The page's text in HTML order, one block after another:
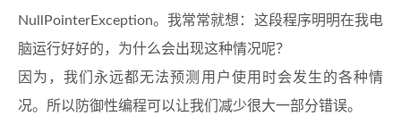
NullPointerException。我常常就想：这段程序明明在我电
脑运行好好的，为什么会出现这种情况呢？
因为，我们永远都无法预测用户使用时会发生的各种情
况。所以防御性编程可以让我们减少很大一部分错误。